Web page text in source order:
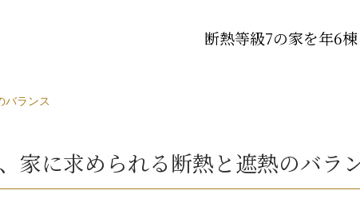
断熱等級7の家を年6棟
バランス
家に求められる断熱と遮熱のバラ